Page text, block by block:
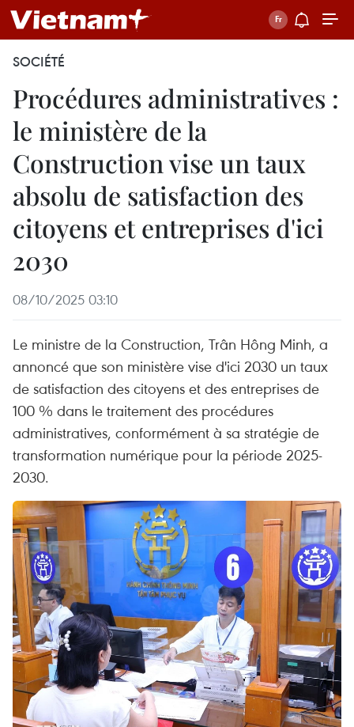
SOCIÉTÉ
Procédures administratives :
le ministère de la
Construction vise un taux
absolu de satisfaction des
citoyens et entreprises d'ici
2030
08/10/2025 03:10
Le ministre de la Construction, Trân Hông Minh, a
annoncé que son ministère vise d'ici 2030 un taux
de satisfaction des citoyens et des entreprises de
100 % dans le traitement des procédures
administratives, conformément à sa stratégie de
transformation numérique pour la période 2025-
2030.